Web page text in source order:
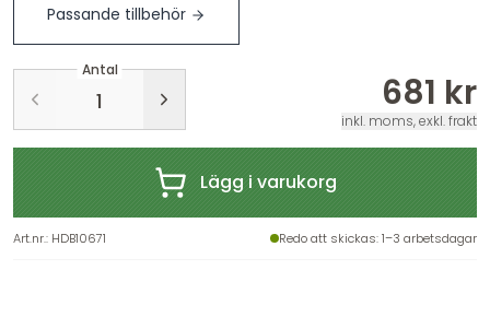
Passande tillbehör
Antal
681 kr
inkl. moms, exkl. frakt
Lägg i varukorg
Art.nr.: HDB10671 Redo att skickas: 1–3 arbetsdagar